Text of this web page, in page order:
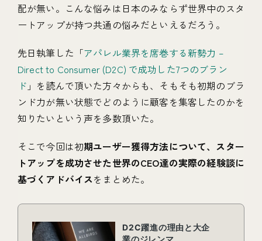
配が無い。こんな悩みは日本のみならず世界中のスタ
ートアップが持つ共通の悩みだといえるだろう。
先日執筆した「アパレル業界を席巻する新勢力 –
Direct to Consumer (D2C) で成功した7つのブラン
ド 」を読んで頂いた方々からも、そもそも初期のブラ
ンド力が無い状態でどのように顧客を集客したのかを
知りたいという声を多数頂いた。
そこで今回は初期ユーザー獲得方法について、スター
トアップを成功させた世界のCEO達の実際の経験談に
基づくアドバイスをまとめた。